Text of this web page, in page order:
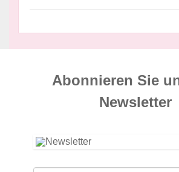
Abonnieren Sie
News­letter